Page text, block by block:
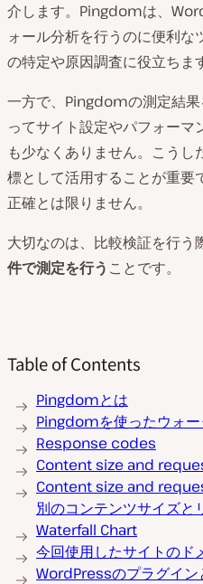
介します。Pingdomは、
ォール分析を行うのに便利
の特定や原因調査に役立ちま
一方で、Pingdomの測定結果
ってサイト設定やパフォーマ
も少なくありません。こう
標として活用することが重要
正確とは限りません。
大切なのは、比較検証を行う
件で測定を行う ことです。
Table of Contents
Pingdomとは
Pingdomを使ったウォ
Response codes
Content size and
Content size and
別のコンテンツサイズと
Waterfall Chart
今回使用したサイトのド
WordPressのプラグイン